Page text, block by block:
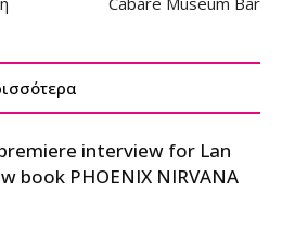
interview for Lan
book PHOENIX NIRVANA